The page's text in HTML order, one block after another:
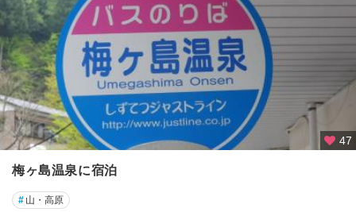
47
梅ヶ島温泉に宿泊
# 山・高原